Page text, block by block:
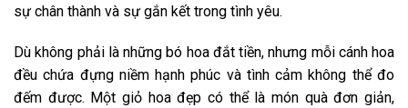
sự chân thành và sự gắn kết trong tình yêu.
Dù không phải là những bó hoa đắt tiền, nhưng mỗi cánh hoa
đều chứa đựng niềm hạnh phúc và tình cảm không thể đo
đếm được. Một giỏ hoa đẹp có thể là món quà đơn giản,